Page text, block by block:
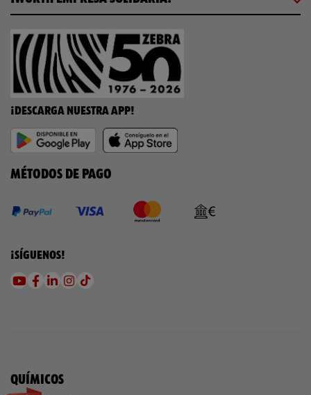
¡DESCARGA NUESTRA APP!
MÉTODOS DE PAGO
¡SÍGUENOS!
QUÍMICOS